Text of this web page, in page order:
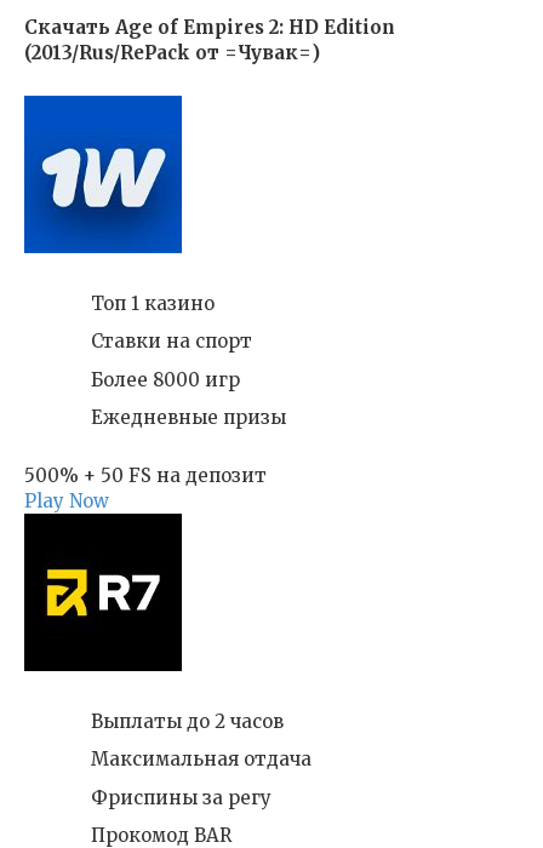
Скачать Age of Empires 2: HD Edition
(2013/Rus/RePack от =Чувак=)
Топ 1 казино
Ставки на спорт
Более 8000 игр
Ежедневные призы
500% + 50 FS на депозит
Play Now
Выплаты до 2 часов
Максимальная отдача
Фриспины за регу
Прокомод BAR